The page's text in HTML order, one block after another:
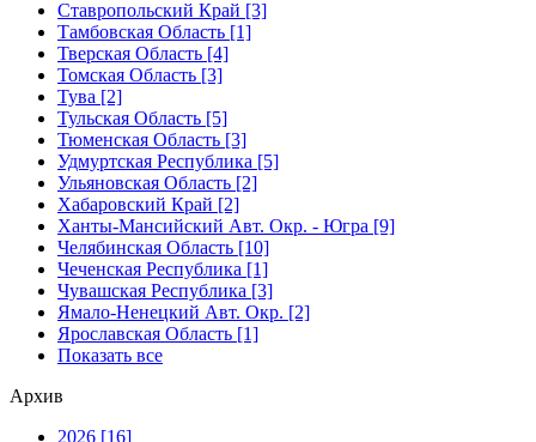
Ставропольский Край [3]
Тамбовская Область [1]
Тверская Область [4]
Томская Область [3]
Тува [2]
Тульская Область [5]
Тюменская Область [3]
Удмуртская Республика [5]
Ульяновская Область [2]
Хабаровский Край [2]
Ханты-Мансийский Авт. Окр. - Югра [9]
Челябинская Область [10]
Чеченская Республика [1]
Чувашская Республика [3]
Ямало-Ненецкий Авт. Окр. [2]
Ярославская Область [1]
Показать все
Архив
2026 [16]